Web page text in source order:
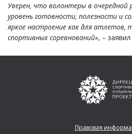
Уверен, что волонтеры в очередной
уровень готовности, полезности и
яркое настроение как для атлетов,
спортивных соревнований», – заявил
Правовая